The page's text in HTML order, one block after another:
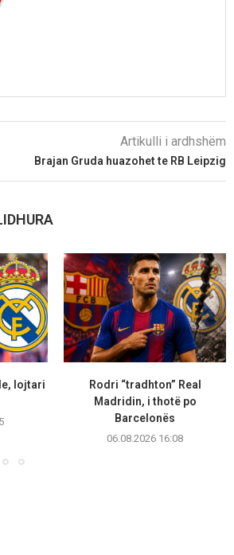
Artikulli i ardhshëm
Brajan Gruda huazohet te RB Leipzig
lojtari
Rodri “tradhton” Real
Madridin, i thotë po
Barcelonës
06.08.2026 16:08